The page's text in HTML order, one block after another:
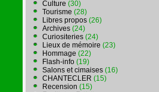
Culture (30)
Tourisme (28)
Libres propos (26)
Archives (24)
Curiositeries (24)
Lieux de mémoire (23)
Hommage (22)
Flash-info (19)
Salons et cimaises (16)
CHANTECLER (15)
Recension (15)